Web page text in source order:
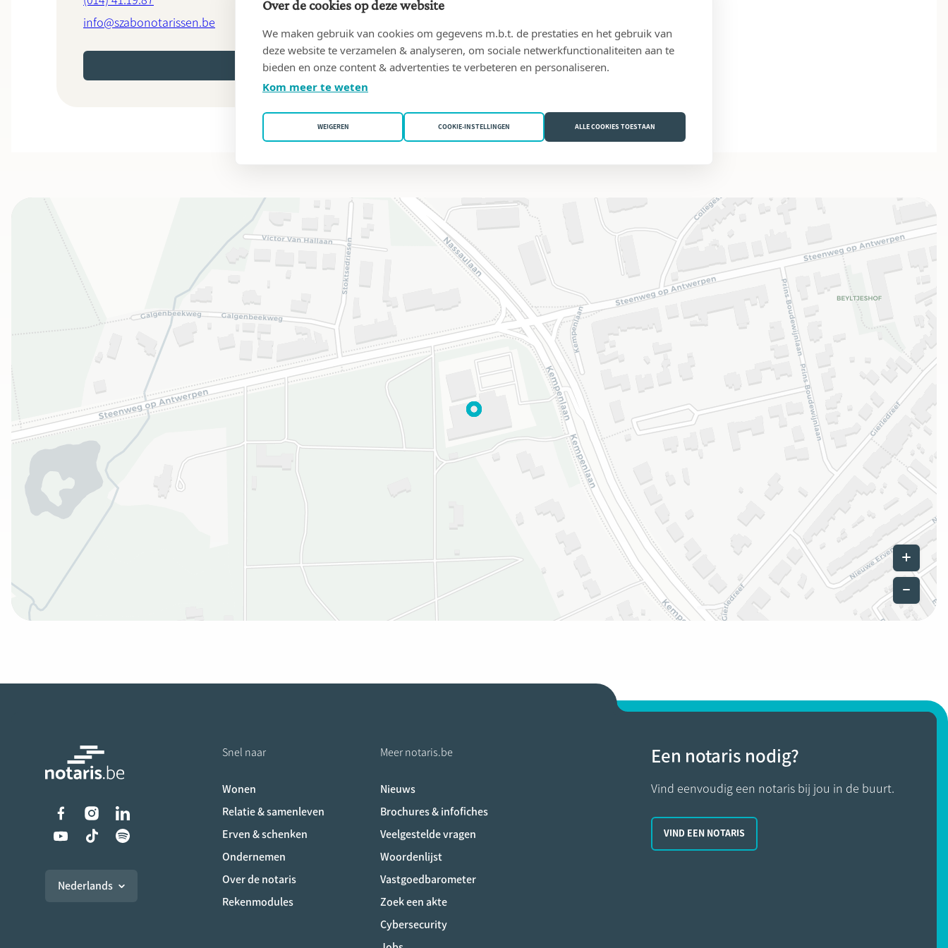
info@szabonotarissen.be
MAAK EEN AFSPRAAK ONLINE
Leaflet
Liens vers les réseaux sociaux
Nederlands
Snel naar
Wonen
Relatie & samenleven
Erven & schenken
Ondernemen
Over de notaris
Rekenmodules
Meer notaris.be
Nieuws
Brochures & infofiches
Veelgestelde vragen
Woordenlijst
Vastgoedbarometer
Zoek een akte
Cybersecurity
Een notaris nodig?
Vind eenvoudig een notaris bij jou in de buurt.
VIND EEN NOTARIS
Over de cookies op deze website
We maken gebruik van cookies om gegevens m.b.t. de prestaties en het gebruik van
deze website te verzamelen & analyseren, om sociale netwerkfunctionaliteiten aan te
bieden en onze content & advertenties te verbeteren en personaliseren.
Kom meer te weten
WEIGEREN COOKIE-INSTELLINGEN ALLE COOKIES TOESTAAN